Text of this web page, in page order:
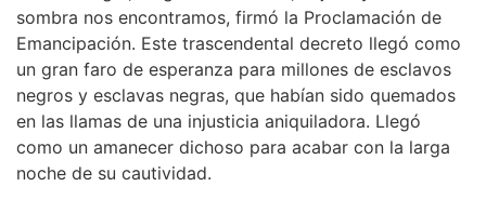
sombra nos encontramos, firmó la Proclamación de
Emancipación. Este trascendental decreto llegó como
un gran faro de esperanza para millones de esclavos
negros y esclavas negras, que habían sido quemados
en las llamas de una injusticia aniquiladora. Llegó
como un amanecer dichoso para acabar con la larga
noche de su cautividad.